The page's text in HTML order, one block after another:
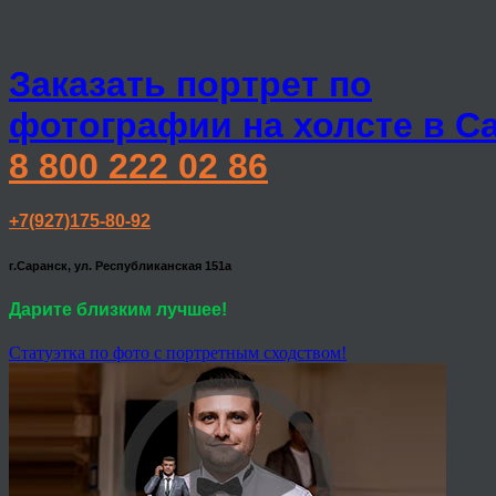
Заказать портрет по
фотографии на холсте в
8 800 222 02 86
+7(927)175-80-92
г.Саранск, ул. Республиканская 151а
Дарите близким лучшее!
Статуэтка по фото с портретным сходством!